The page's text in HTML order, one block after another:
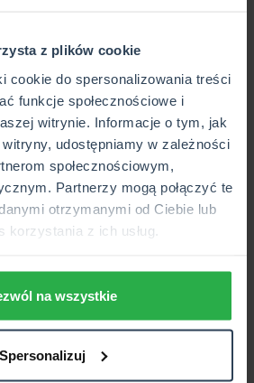
z plików cookie
cookie do spersonalizowania treści
funkcje społecznościowe i
witrynie. Informacje o tym, jak
udostępniamy w zależności
społecznościowym,
Partnerzy mogą połączyć te
otrzymanymi od Ciebie lub
z ich usług.
na wszystkie
Spersonalizuj
roszczenie kieruje się do
CENĘ UBEZPIECZENIA
LUB DOMU
roszczenie o
ma formę żądania zapłaty
zmarłym (np. spadkobiercy
Uprawniony może
w drodze negocjacji lub –
porozumienia – w postępowaniu